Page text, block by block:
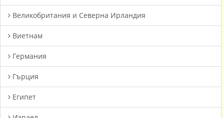
Великобритания и Северна Ирландия
Виетнам
Германия
Гърция
Египет